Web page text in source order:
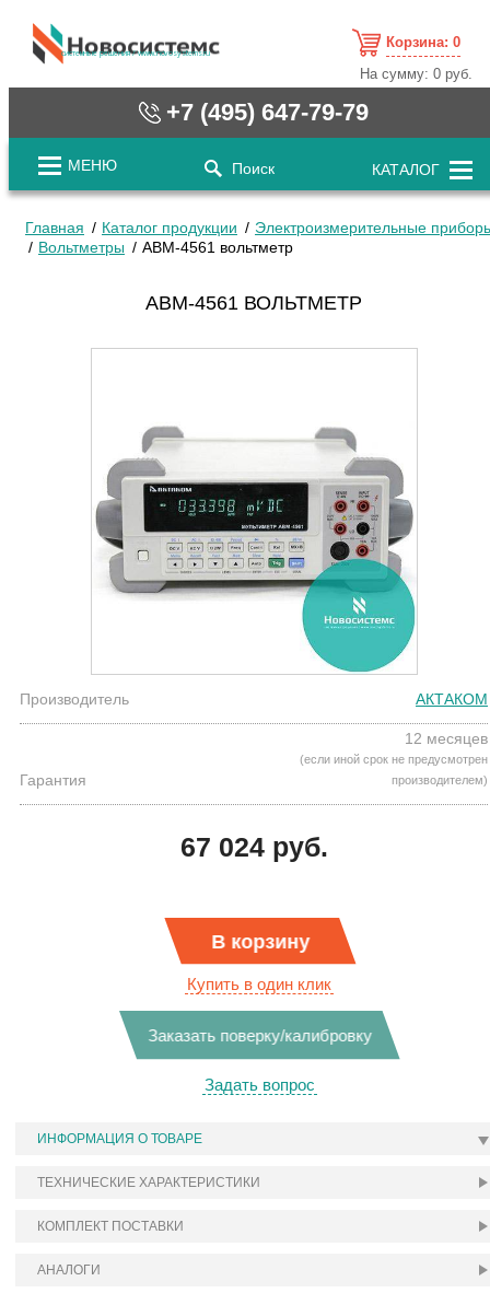
cистемные решения / www.novosystems.ru
Корзина: 0
На сумму:0 руб.
+7 (495) 647-79-79
МЕНЮ Поиск КАТАЛОГ
Главная Каталог продукции
Электроизмерительные
Вольтметры
АВМ-4561 вольтметр
АВМ-4561 ВОЛЬТМЕТР
Производитель АКТАКОМ
Гарантия
12 месяцев
(если иной срок не предусмотрен
производителем)
67 024 руб.
В корзину
Купить в один клик
Заказать поверку/калибровку
Задать вопрос
ИНФОРМАЦИЯ О ТОВАРЕ
ТЕХНИЧЕСКИЕ ХАРАКТЕРИСТИКИ
КОМПЛЕКТ ПОСТАВКИ
АНАЛОГИ